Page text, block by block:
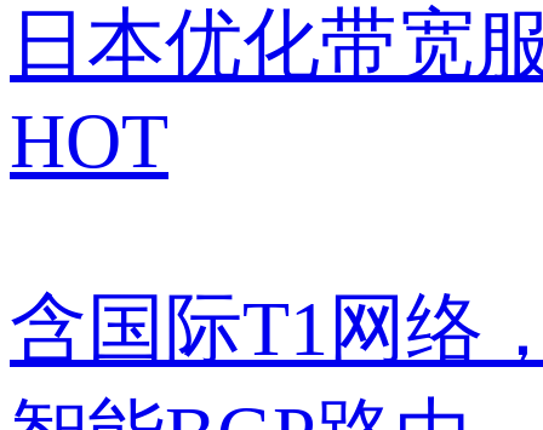
日本优化带宽
HOT
含国际T1网络